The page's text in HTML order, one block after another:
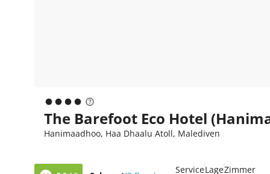
The Barefoot Eco Hotel
Hanimaadhoo, Haa Dhaalu Atoll, Malediven
ServiceLageZimmer